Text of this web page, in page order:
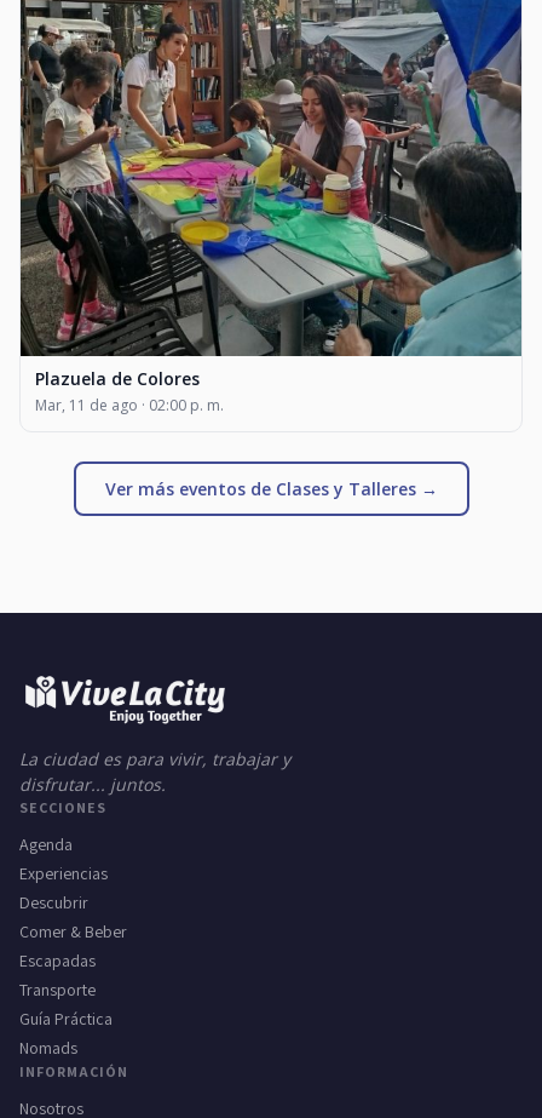
Plazuela de Colores
Mar, 11 de ago · 02:00 p. m.
Ver más eventos de Clases y Talleres →
La ciudad es para vivir, trabajar y
disfrutar... juntos.
SECCIONES
Agenda
Experiencias
Descubrir
Comer & Beber
Escapadas
Transporte
Guía Práctica
Nomads
INFORMACIÓN
Nosotros